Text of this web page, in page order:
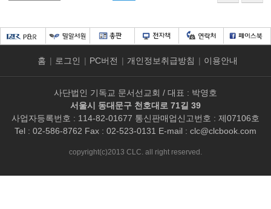
홈 | 로그인 | PC버전 | 개인정보취급방침 | 이용안내
사단법인 기독교 문서선교회 / 대표 : 박영호
서울시 동대문구 천호대로 71길 39
사업자등록번호 : 114-82-01677 통신판매업신고번호 : 제07106호
Tel : 02-586-8762 Fax : 02-523-0131 E-mail : clc@clcbook.com
copyright(c)2013 CLC. all right reserved.